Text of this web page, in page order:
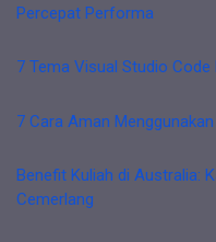
Percepat Performa
7 Tema Visual Studio
7 Cara Aman
Benefit Kuliah di Australia:
Cemerlang